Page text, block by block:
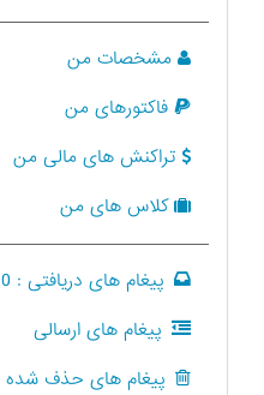
مشخصات من
فاکتورهای من
تراکنش های مالی من
کلاس های من
پیغام های دریافتی : 0
پیغام های ارسالی
پیغام های حذف شده